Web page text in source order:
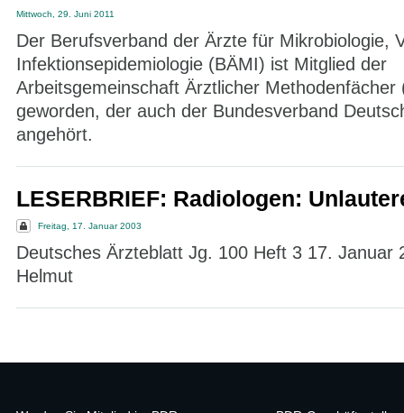
Mittwoch, 29. Juni 2011
Der Berufsverband der Ärzte für Mikrobiologie,
Infektionsepidemiologie (BÄMI) ist Mitglied der
Arbeitsgemeinschaft Ärztlicher Methodenfächer
geworden, der auch der Bundesverband
angehört.
LESERBRIEF: Radiologen:
Freitag, 17. Januar 2003
Deutsches Ärzteblatt Jg. 100 Heft 3 17. Januar
Helmut